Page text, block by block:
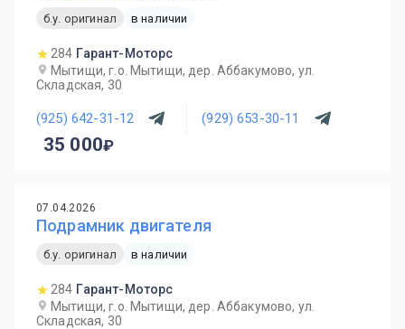
б.у. оригинал в наличии
284 Гарант-Моторс
Мытищи, г.о. Мытищи, дер. Аббакумово, ул.
Складская, 30
(925) 642-31-12 (929) 653-30-11
35 000
07.04.2026
Подрамник двигателя
б.у. оригинал в наличии
284 Гарант-Моторс
Мытищи, г.о. Мытищи, дер. Аббакумово, ул.
Складская, 30